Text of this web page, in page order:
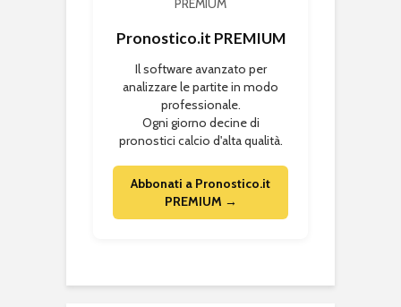
Pronostico.it PREMIUM
Il software avanzato per
analizzare le partite in modo
professionale.
Ogni giorno decine di
pronostici calcio d'alta qualità.
Abbonati a Pronostico.it
PREMIUM →